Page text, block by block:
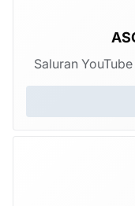
Saluran